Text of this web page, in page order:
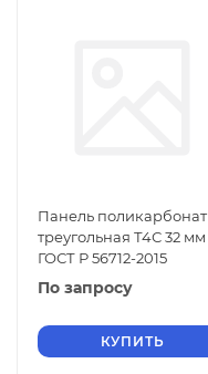
Панель поликарбонат
треугольная Т4С 32 мм
ГОСТ Р 56712-2015
По запросу
КУПИТЬ